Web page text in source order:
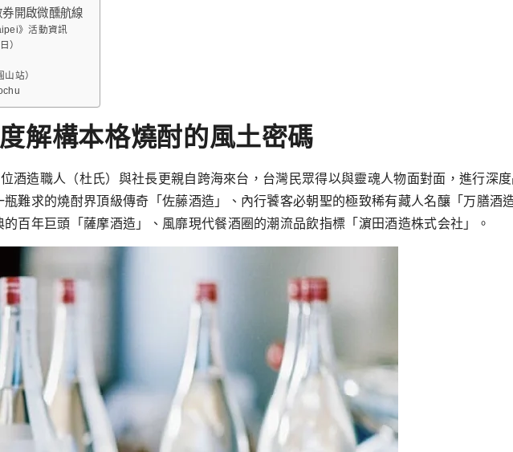
開啟微醺航線
》活動資訊
）
站）
解構本格燒酎的風⼟密碼
酒造職⼈（杜⽒）與社長更親⾃跨海來台，台灣⺠眾得以與靈魂⼈物⾯對⾯，進⾏深
難求的燒酎界頂級傳奇「佐藤酒造」、內⾏饕客必朝聖的極致稀有藏⼈名釀「万膳酒
百年巨頭「薩摩酒造」、風靡現代餐酒圈的潮流品飲指標「濵⽥酒造株式会社」。